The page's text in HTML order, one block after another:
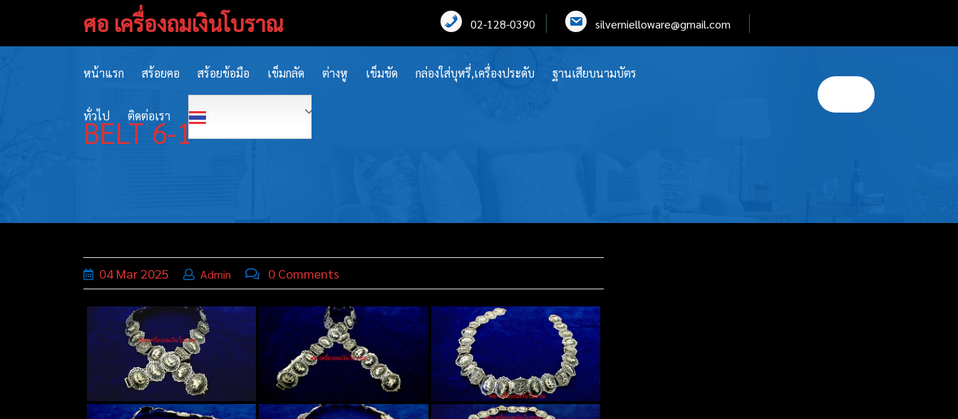
ศอ เครื่องถมเงินโบราณ 02-128-0390 silvernielloware@gmail.com
หน้าแรก สร้อยคอ สร้อยข้อมือ เข็มกลัด ต่างหู เข็มขัด กล่องใส่บุหรี่,เครื่องประดับ ฐานเสียบนามบัตร
ทั่วไป ติดต่อเรา
BELT 6-1
04 Mar2025 Admin 0 Comments